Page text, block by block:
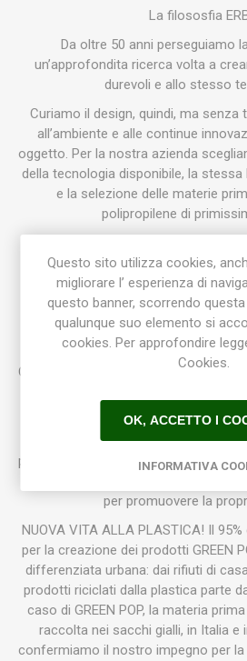
La filososfia
Da oltre 50 anni perseguiamo
un’approfondita ricerca volta a
durevoli e allo stesso
Curiamo il design, quindi, ma senza
all’ambiente e alle continue
oggetto. Per la nostra azienda
della tecnologia disponibile, la
e la selezione delle materie
polipropilene di
seminiere per l’ortofloricoltura ai
Studiamo ogni prodotto per
necessità finali per le quali
I nostri prodotti sono suddivisi in
Natura, Roof, Green Pop,
Ortofloricoltura. Questa suddivisione
attento alle tendenze del
Ogni prodotto è caratterizzato da un
prezzo, questo perché la nostra
per promuovere la
NUOVA VITA ALLA PLASTICA! Il
per la creazione dei prodotti GREEN
differenziata urbana: dai rifiuti di
prodotti riciclati dalla plastica parte
caso di GREEN POP, la materia
raccolta nei sacchi gialli, in Italia e
confermiamo il nostro impegno per
Questo sito utilizza cookies,
migliorare l’ esperienza di
questo banner, scorrendo
qualunque suo elemento si
cookies. Per approfondire
Cookies.
OK, ACCETTO I
INFORMATIVA